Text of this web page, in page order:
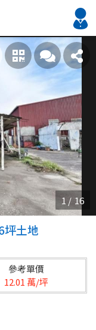
搜尋
好屋限量釋出
好屋限量釋出
坪土地
參考單價
12.01 萬/坪